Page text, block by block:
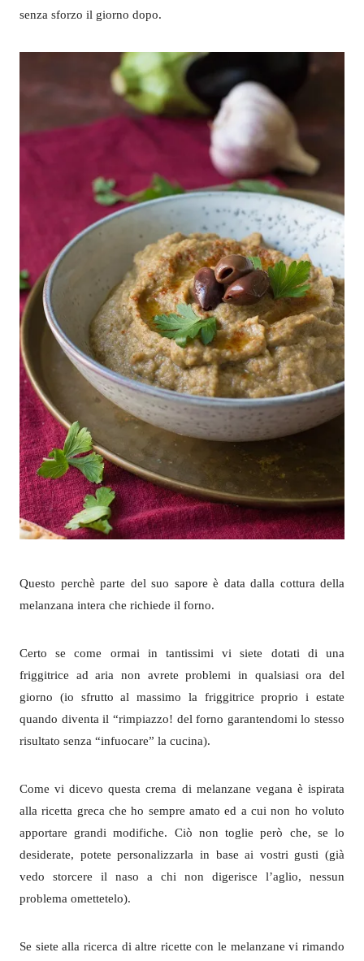
senza sforzo il giorno dopo.
Questo perchè parte del suo sapore è data dalla cottura della
melanzana intera che richiede il forno.
Certo se come ormai in tantissimi vi siete dotati di una
friggitrice ad aria non avrete problemi in qualsiasi ora del
giorno (io sfrutto al massimo la friggitrice proprio i estate
quando diventa il “rimpiazzo! del forno garantendomi lo stesso
risultato senza “infuocare” la cucina).
Come vi dicevo questa crema di melanzane vegana è ispirata
alla ricetta greca che ho sempre amato ed a cui non ho voluto
apportare grandi modifiche. Ciò non toglie però che, se lo
desiderate, potete personalizzarla in base ai vostri gusti (già
vedo storcere il naso a chi non digerisce l’aglio, nessun
problema omettetelo).
Se siete alla ricerca di altre ricette con le melanzane vi rimando